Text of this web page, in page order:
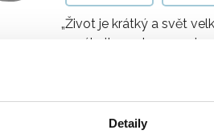
Detaily
„Život je krátký a svět
neváhejte nad mapami a